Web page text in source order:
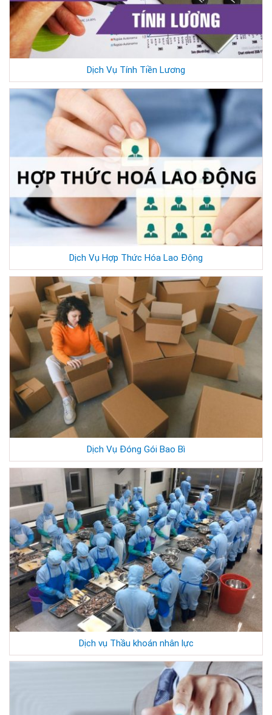
Dịch Vụ Tính Tiền Lương
Dịch Vụ Hợp Thức Hóa Lao Động
Dịch Vụ Đóng Gói Bao Bì
Dịch vụ Thầu khoán nhân lực